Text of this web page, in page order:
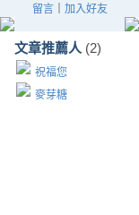
留言｜ 加入好友
文章推薦人 (2)
祝福您
麥芽糖